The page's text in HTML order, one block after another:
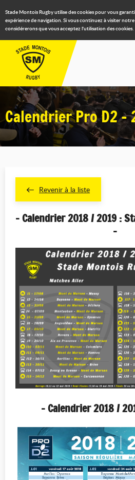
Stade Montois Rugby utilise des cookies pour vous
expérience de navigation. Si vous continuez à visiter
considérerons que vous acceptez l'utilisation des cookies.
Calendrier Pro D2 -
Revenir à la liste
- Calendrier 2018 / 2019 :
-
- Calendrier 2018 /